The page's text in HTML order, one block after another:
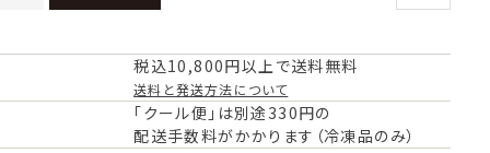
税込10,800円以上で送料無料
送料と発送方法について
「クール便」は別途330円の
配送手数料がかかります（冷凍品のみ）